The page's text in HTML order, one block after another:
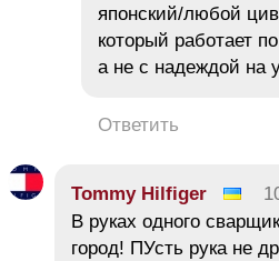
японский/любой
который работает
а не с надеждой на
Ответить
Tommy Hilfiger
В руках одного
город! ПУсть рука не